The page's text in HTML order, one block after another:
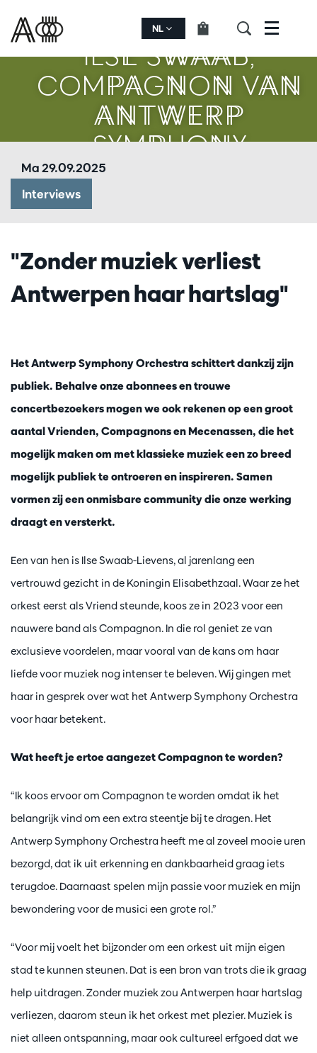
NL Menu
ILSE SWAAB,
COMPAGNON VAN
ANTWERP
SYMPHONY
Interviews
Ma 29.09.2025
"Zonder muziek verliest
Antwerpen haar hartslag"
Het Antwerp Symphony Orchestra schittert dankzij zijn
publiek. Behalve onze abonnees en trouwe
concertbezoekers mogen we ook rekenen op een groot
aantal Vrienden, Compagnons en Mecenassen, die het
mogelijk maken om met klassieke muziek een zo breed
mogelijk publiek te ontroeren en inspireren. Samen
vormen zij een onmisbare community die onze werking
draagt en versterkt.
Een van hen is Ilse Swaab-Lievens, al jarenlang een
vertrouwd gezicht in de Koningin Elisabethzaal. Waar ze het
orkest eerst als Vriend steunde, koos ze in 2023 voor een
nauwere band als Compagnon. In die rol geniet ze van
exclusieve voordelen, maar vooral van de kans om haar
liefde voor muziek nog intenser te beleven. Wij gingen met
haar in gesprek over wat het Antwerp Symphony Orchestra
voor haar betekent.
Wat heeft je ertoe aangezet Compagnon te worden?
“Ik koos ervoor om Compagnon te worden omdat ik het
belangrijk vind om een extra steentje bij te dragen. Het
Antwerp Symphony Orchestra heeft me al zoveel mooie uren
bezorgd, dat ik uit erkenning en dankbaarheid graag iets
terugdoe. Daarnaast spelen mijn passie voor muziek en mijn
bewondering voor de musici een grote rol.”
“Voor mij voelt het bijzonder om een orkest uit mijn eigen
stad te kunnen steunen. Dat is een bron van trots die ik graag
help uitdragen. Zonder muziek zou Antwerpen haar hartslag
verliezen, daarom steun ik het orkest met plezier. Muziek is
niet alleen ontspanning, maar ook cultureel erfgoed dat we